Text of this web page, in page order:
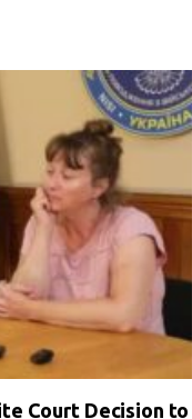
Court Decision to